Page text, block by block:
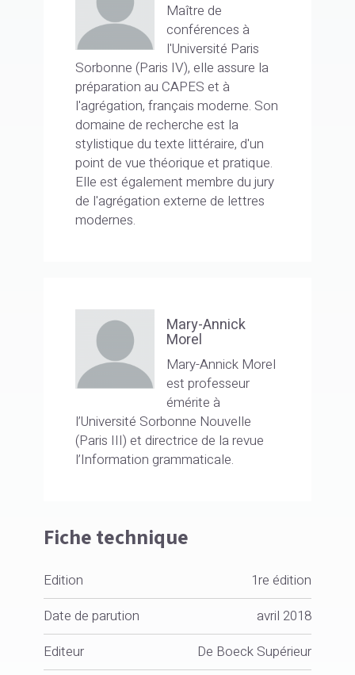
Maître de
conférences à
l'Université Paris
Sorbonne (Paris IV), elle assure la
préparation au CAPES et à
l'agrégation, français moderne. Son
domaine de recherche est la
stylistique du texte littéraire, d'un
point de vue théorique et pratique.
Elle est également membre du jury
de l'agrégation externe de lettres
modernes.
Mary-Annick
Morel
Mary-Annick Morel
est professeur
émérite à
l’Université Sorbonne Nouvelle
(Paris III) et directrice de la revue
l’Information grammaticale.
Fiche technique
Edition
1re édition
Date de parution
avril 2018
Editeur
De Boeck Supérieur